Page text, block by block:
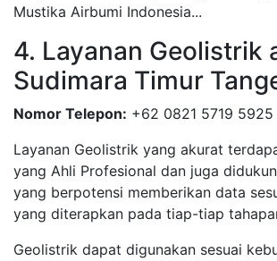
Mustika Airbumi Indonesia...
4. Layanan Geolistrik
Sudimara Timur
Nomor Telepon: +62 0821 5719 5925
Layanan Geolistrik yang akurat
yang Ahli Profesional dan juga
yang berpotensi memberikan data
yang diterapkan pada tiap-tiap
Geolistrik dapat digunakan sesuai